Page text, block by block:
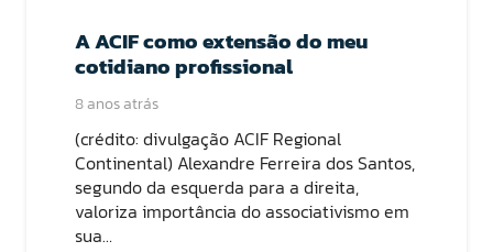
A ACIF como extensão do meu
cotidiano profissional
8 anos atrás
(crédito: divulgação ACIF Regional
Continental) Alexandre Ferreira dos Santos,
segundo da esquerda para a direita,
valoriza importância do associativismo em
sua…